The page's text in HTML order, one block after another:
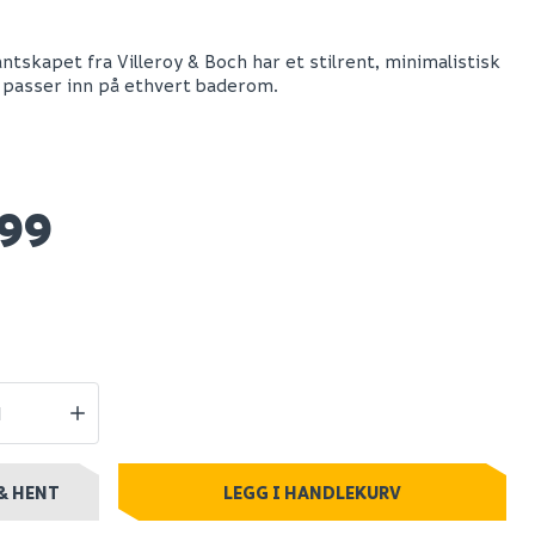
stk
Grohe solido 4in1 set
komplett
innbyggingstoalett
fra Villeroy & Boch har et stilrent, minimalistisk
inn på ethvert baderom.
HENT LEGG I HANDLEKURV